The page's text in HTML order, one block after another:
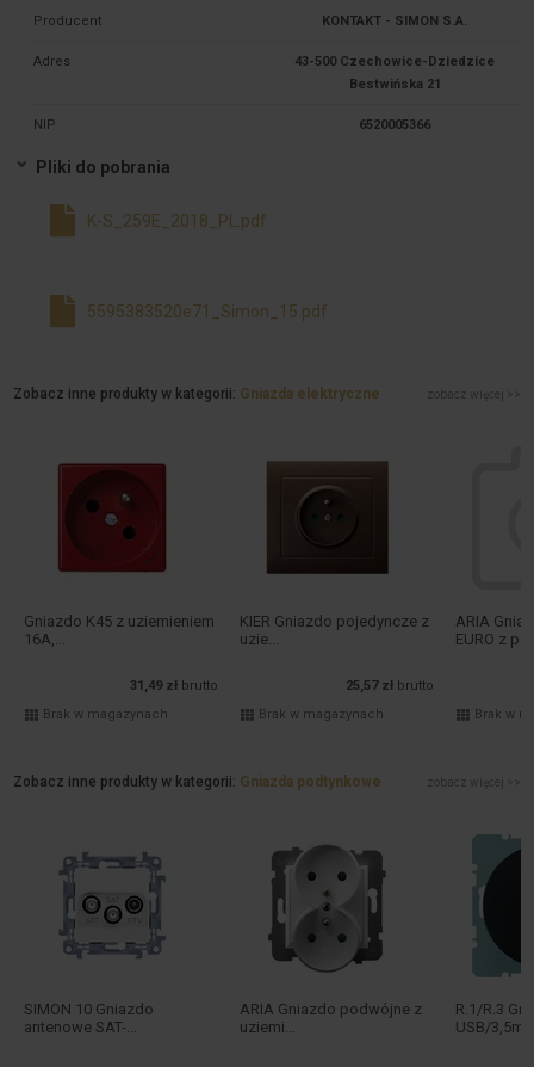
Producent KONTAKT - SIMON S.A.
Adres
43-500 Czechowice-Dziedzice
Bestwińska 21
NIP 6520005366
Pliki do pobrania
K-S_259E_2018_PL.pdf
5595383520e71_Simon_15.pdf
Zobacz inne produkty w kategorii: Gniazda elektryczne zobacz więcej >>
Gniazdo K45 z uziemieniem
16A,...
31,49 zł
brutto
Brak w magazynach
KIER Gniazdo pojedyncze z
uzie...
25,57 zł
brutto
Brak w magazynach
ARIA
EURO z p...
Brak w
Zobacz inne produkty w kategorii: Gniazda podtynkowe zobacz więcej >>
SIMON 10 Gniazdo
antenowe SAT-...
ARIA Gniazdo podwójne z
uziemi...
R.1/R.3
USB/